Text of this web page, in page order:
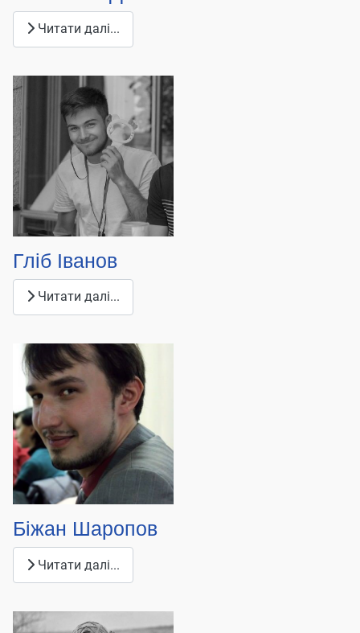
Читати далі...
Гліб Іванов
Читати далі...
Біжан Шаропов
Читати далі...